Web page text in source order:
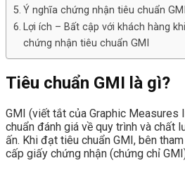
Ý nghĩa chứng nhận tiêu chuẩn
Lợi ích – Bất cập với khách hàng
chứng nhận tiêu chuẩn GMI
Tiêu chuẩn GMI là gì?
GMI (viết tắt của Graphic Measures
chuẩn đánh giá về quy trình và chất
ấn. Khi đạt tiêu chuẩn GMI, bên
cấp giấy chứng nhận (chứng chỉ